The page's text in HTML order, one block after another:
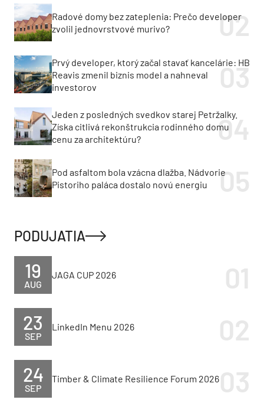
Radové domy bez zateplenia: Prečo developer
zvolil jednovrstvové murivo?
Prvý developer, ktorý začal stavať kancelárie: HB
Reavis zmenil biznis model a nahneval
investorov
Jeden z posledných svedkov starej Petržalky.
Získa citlivá rekonštrukcia rodinného domu
cenu za architektúru?
Pod asfaltom bola vzácna dlažba. Nádvorie
Pistoriho paláca dostalo novú energiu
PODUJATIA
AUG
19 JAGA CUP 2026
SEP
23 LinkedIn Menu 2026
SEP
24 Timber & Climate Resilience Forum 2026